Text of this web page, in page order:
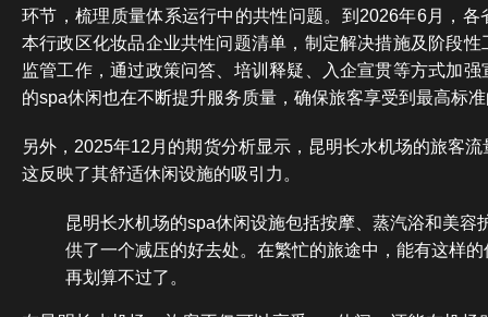
环节，梳理质量体系运行中的共性问题。到2026年6月，各
本行政区化妆品企业共性问题清单，制定解决措施及阶段
监管工作，通过政策问答、培训释疑、入企宣贯等方式加
的spa休闲也在不断提升服务质量，确保旅客享受到最高标
另外，2025年12月的期货分析显示，昆明长水机场的旅客
这反映了其舒适休闲设施的吸引力。
昆明长水机场的spa休闲设施包括按摩、蒸汽浴和美容
供了一个减压的好去处。在繁忙的旅途中，能有这样
再划算不过了。